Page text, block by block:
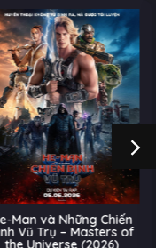
Man và Những Chiến
Vũ Trụ – Masters of
the Universe (2026)